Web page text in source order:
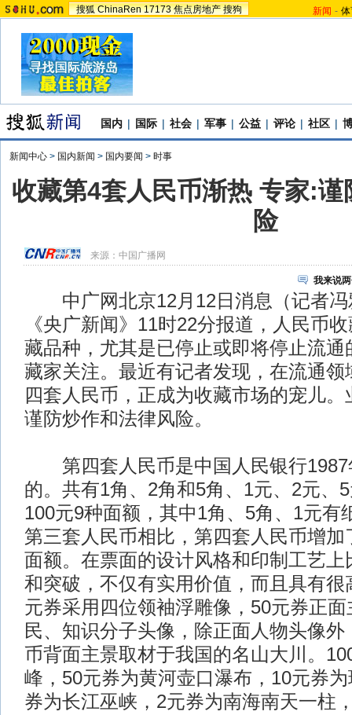
搜狐 ChinaRen 17173 焦点房地产 搜狗 新闻 -
国内 | 国际 | 社会 | 军事 | 公益 | 评论 | 社区 |
新闻中心 > 国内新闻 > 国内要闻 > 时事
收藏第4套人民币渐热 专家:
险
来源： 中国广播网
我来说
中广网北京12月12日消息（记者冯
《央广新闻》11时22分报道，人民币
藏品种，尤其是已停止或即将停止流通
藏家关注。最近有记者发现，在流通领
四套人民币，正成为收藏市场的宠儿
谨防炒作和法律风险。
第四套人民币是中国人民银行1987
的。共有1角、2角和5角、1元、2元、
100元9种面额，其中1角、5角、1元有
第三套人民币相比，第四套人民币增加
面额。在票面的设计风格和印制工艺上
和突破，不仅有实用价值，而且具有很
元券采用四位领袖浮雕像，50元券正
民、知识分子头像，除正面人物头像
币背面主景取材于我国的名山大川。
峰，50元券为黄河壶口瀑布，10元券
券为长江巫峡，2元券为南海南天一柱